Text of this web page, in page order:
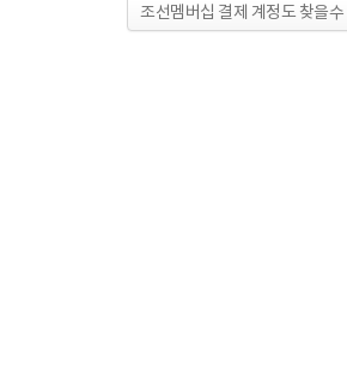
조선멤버십 결제 계정도 찾을